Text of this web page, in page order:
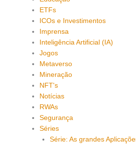
ETFs
ICOs e Investimentos
Imprensa
Inteligência Artificial (IA)
Jogos
Metaverso
Mineração
NFT's
Notícias
RWAs
Segurança
Séries
Série: As grandes